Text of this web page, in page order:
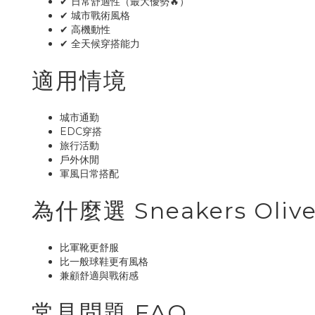
✔ 城市戰術風格
✔ 高機動性
✔ 全天候穿搭能力
適用情境
城市通勤
EDC穿搭
旅行活動
戶外休閒
軍風日常搭配
為什麼選 Sneakers
比軍靴更舒服
比一般球鞋更有風格
兼顧舒適與戰術感